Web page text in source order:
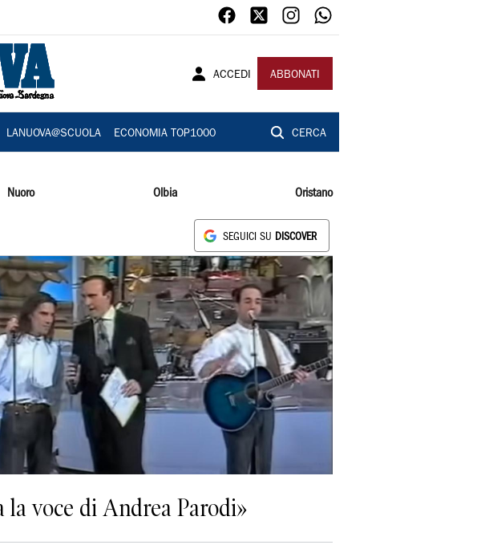
ACCEDI ABBONATI
LANUOVA@SCUOLA ECONOMIA TOP1000 CERCA
Nuoro Olbia Oristano
SEGUICI SU DISCOVER
la voce di Andrea Parodi»